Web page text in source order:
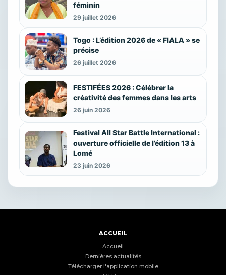
féminin
29 juillet 2026
Togo : L’édition 2026 de « FIALA » se
précise
26 juillet 2026
FESTIFÉES 2026 : Célébrer la
créativité des femmes dans les arts
26 juin 2026
Festival All Star Battle International :
ouverture officielle de l’édition 13 à
Lomé
23 juin 2026
ACCUEIL
Accueil
Dernières actualités
Télécharger l'application mobile